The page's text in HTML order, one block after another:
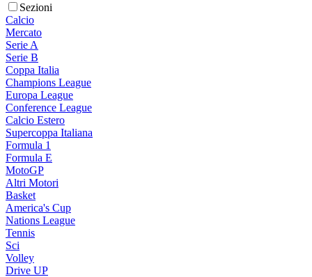
Sezioni
Calcio
Mercato
Serie A
Serie B
Coppa Italia
Champions League
Europa League
Conference League
Calcio Estero
Supercoppa Italiana
Formula 1
Formula E
MotoGP
Altri Motori
Basket
America's Cup
Nations League
Tennis
Sci
Volley
Drive UP